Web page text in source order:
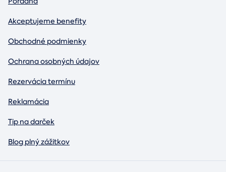
Akceptujeme benefity
Obchodné podmienky
Ochrana osobných údajov
Rezervácia termínu
Reklamácia
Tip na darček
Blog plný zážitkov